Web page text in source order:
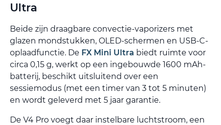
Ultra
Beide zijn draagbare convectie-vaporizers met
glazen mondstukken, OLED-schermen en USB-C-
oplaadfunctie. De FX Mini Ultra biedt ruimte voor
circa 0,15 g, werkt op een ingebouwde 1600 mAh-
batterij, beschikt uitsluitend over een
sessiemodus (met een timer van 3 tot 5 minuten)
en wordt geleverd met 5 jaar garantie.
De V4 Pro voegt daar instelbare luchtstroom, een